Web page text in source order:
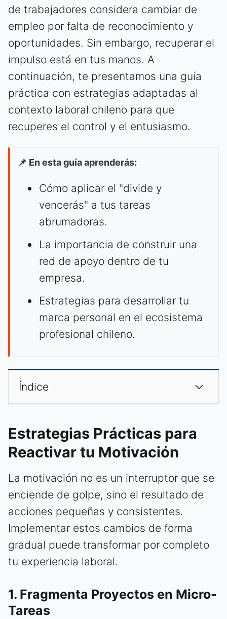
de trabajadores considera cambiar de
empleo por falta de reconocimiento y
oportunidades. Sin embargo, recuperar el
impulso está en tus manos. A
continuación, te presentamos una guía
práctica con estrategias adaptadas al
contexto laboral chileno para que
recuperes el control y el entusiasmo.
📌 En esta guía aprenderás:
Cómo aplicar el "divide y
vencerás" a tus tareas
abrumadoras.
La importancia de construir una
red de apoyo dentro de tu
empresa.
Estrategias para desarrollar tu
marca personal en el ecosistema
profesional chileno.
Índice
Estrategias Prácticas para
Reactivar tu Motivación
La motivación no es un interruptor que se
enciende de golpe, sino el resultado de
acciones pequeñas y consistentes.
Implementar estos cambios de forma
gradual puede transformar por completo
tu experiencia laboral.
1. Fragmenta Proyectos en Micro-
Tareas